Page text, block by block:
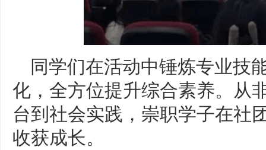
同学们在活动中锤炼专业技
化，全方位提升综合素养。从
台到社会实践，崇职学子在社
收获成长。